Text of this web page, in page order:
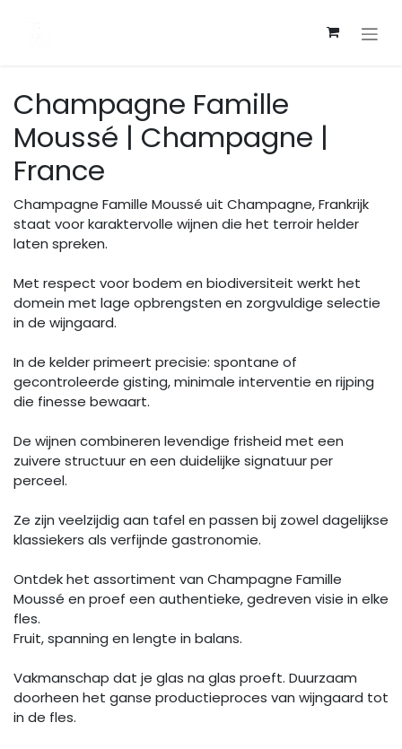
Champagne Famille
Moussé | Champagne |
France
Champagne Famille Moussé uit Champagne, Frankrijk
staat voor karaktervolle wijnen die het terroir helder
laten spreken.
Met respect voor bodem en biodiversiteit werkt het
domein met lage opbrengsten en zorgvuldige selectie
in de wijngaard.
In de kelder primeert precisie: spontane of
gecontroleerde gisting, minimale interventie en rijping
die finesse bewaart.
De wijnen combineren levendige frisheid met een
zuivere structuur en een duidelijke signatuur per
perceel.
Ze zijn veelzijdig aan tafel en passen bij zowel dagelijkse
klassiekers als verfijnde gastronomie.
Ontdek het assortiment van Champagne Famille
Moussé en proef een authentieke, gedreven visie in elke
fles.
Fruit, spanning en lengte in balans.
Vakmanschap dat je glas na glas proeft. Duurzaam
doorheen het ganse productieproces van wijngaard tot
in de fles.